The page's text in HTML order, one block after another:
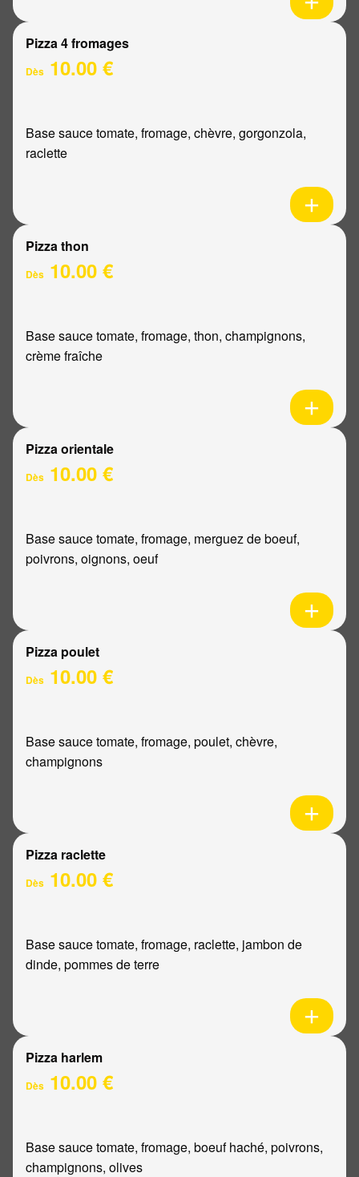
Pizza 4 fromages
Dès 10.00 €
Base sauce tomate, fromage, chèvre, gorgonzola,
raclette
Pizza thon
Dès 10.00 €
Base sauce tomate, fromage, thon, champignons,
crème fraîche
Pizza orientale
Dès 10.00 €
Base sauce tomate, fromage, merguez de boeuf,
poivrons, oignons, oeuf
Pizza poulet
Dès 10.00 €
Base sauce tomate, fromage, poulet, chèvre,
champignons
Pizza raclette
Dès 10.00 €
Base sauce tomate, fromage, raclette, jambon de
dinde, pommes de terre
Pizza harlem
Dès 10.00 €
Base sauce tomate, fromage, boeuf haché, poivrons,
champignons, olives